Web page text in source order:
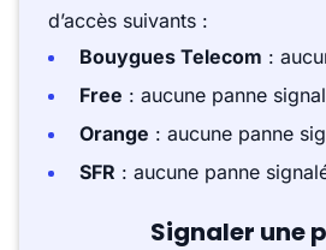
d’accès suivants :
Bouygues Telecom :
Free : aucune panne
Orange : aucune panne
SFR : aucune panne
Signaler une